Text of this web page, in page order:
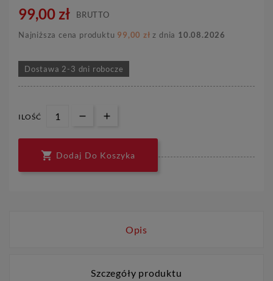
99,00 zł BRUTTO
Najniższa cena produktu 99,00 zł z dnia 10.08.2026
Dostawa 2-3 dni robocze
ILOŚĆ
 Dodaj Do Koszyka
Opis
Szczegóły produktu